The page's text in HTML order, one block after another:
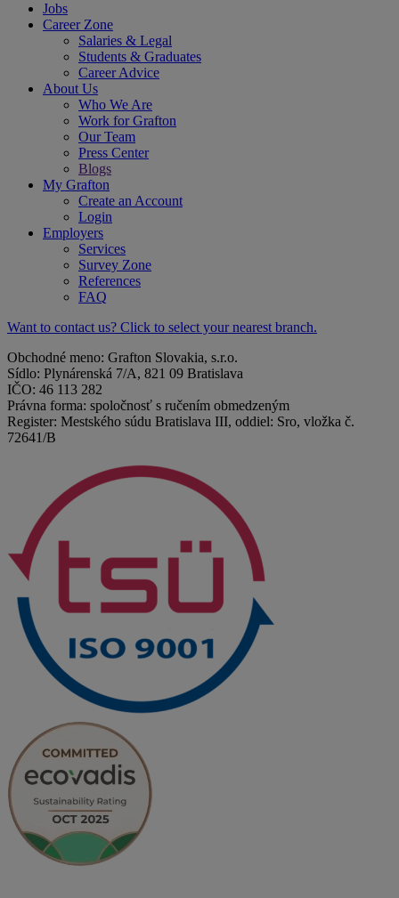
Jobs
Career Zone
Salaries & Legal
Students & Graduates
Career Advice
About Us
Who We Are
Work for Grafton
Our Team
Press Center
Blogs
My Grafton
Create an Account
Login
Employers
Services
Survey Zone
References
FAQ
Want to contact us? Click to select your nearest branch.
Obchodné meno: Grafton Slovakia, s.r.o.
Sídlo: Plynárenská 7/A, 821 09 Bratislava
IČO: 46 113 282
Právna forma: spoločnosť s ručením obmedzeným
Register: Mestského súdu Bratislava III, oddiel: Sro, vložka č.
72641/B